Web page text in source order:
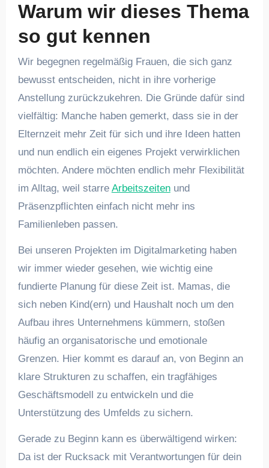
Warum wir dieses Thema
so gut kennen
Wir begegnen regelmäßig Frauen, die sich ganz
bewusst entscheiden, nicht in ihre vorherige
Anstellung zurückzukehren. Die Gründe dafür sind
vielfältig: Manche haben gemerkt, dass sie in der
Elternzeit mehr Zeit für sich und ihre Ideen hatten
und nun endlich ein eigenes Projekt verwirklichen
möchten. Andere möchten endlich mehr Flexibilität
im Alltag, weil starre Arbeitszeitenund
Präsenzpflichten einfach nicht mehr ins
Familienleben passen.
Bei unseren Projekten im Digitalmarketing haben
wir immer wieder gesehen, wie wichtig eine
fundierte Planung für diese Zeit ist. Mamas, die
sich neben Kind(ern) und Haushalt noch um den
Aufbau ihres Unternehmens kümmern, stoßen
häufig an organisatorische und emotionale
Grenzen. Hier kommt es darauf an, von Beginn an
klare Strukturen zu schaffen, ein tragfähiges
Geschäftsmodell zu entwickeln und die
Unterstützung des Umfelds zu sichern.
Gerade zu Beginn kann es überwältigend wirken:
Da ist der Rucksack mit Verantwortungen für dein